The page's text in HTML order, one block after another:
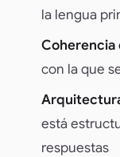
la lengua
Coherencia
con la que
está
respuestas